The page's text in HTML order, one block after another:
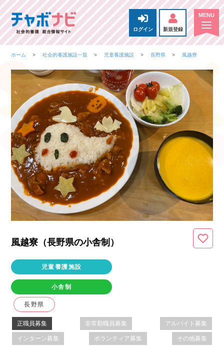
ログイン 新規登録
ホーム 社会的養護施設一覧 児童養護施設 長野県 風越寮
風越寮（長野県の小舎制 ）
児童養護施設
小舎制
長野県
正職員募集 非常勤職員募集 アルバイト募集
インターン募集 ボランティア募集 その他募集